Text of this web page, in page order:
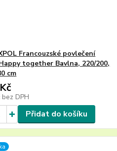
Francouzské povlečení
together Bavlna, 220/200,
cm
bez DPH
Přidat do košíku